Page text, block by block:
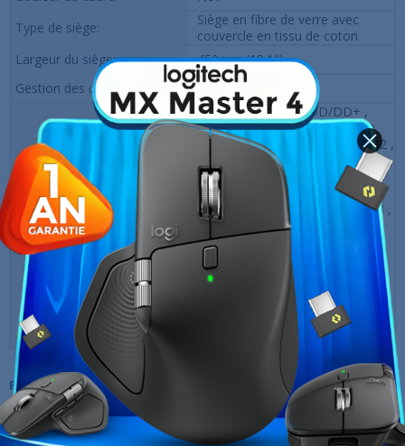
Type de siège:
Siège en fibre de verre avec
couvercle en tissu de coton
Largeur du siège:
450mm (18.1")
Gestion des câbles :
Yes
Volants compatibles :
Fanatec ClubSport DD/DD+ ,
Fanatec CSL DD , Fanatec DD
Pro , Fanatec Podium DD1/DD2 ,
Logitech G PRO , Logitech G25 ,
Logitech G27 , Logitech G29 ,
Logitech G920 , MOZA R12 ,
GIRL R16 , GIRL R21 , MOZA R3 ,
MOZA R5 , MOZA R9 , Simagic
Alpha , Simagic Alpha Mini ,
Simagic Alpha U , Thrustmaster
T248 , Thrustmaster T300RS ,
Thrustmaster T500RS ,
Thrustmaster TS-PC/TS-XW ,
Thrustmaster TX
Fiche technique
Marque